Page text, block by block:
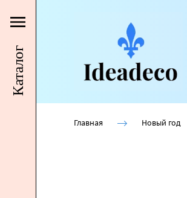
Каталог
Главная Новый год